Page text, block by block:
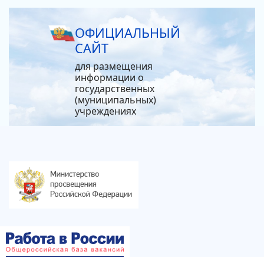
ОФИЦИАЛЬНЫЙ
САЙТ
для размещения
информации о
государственных
(муниципальных)
учреждениях